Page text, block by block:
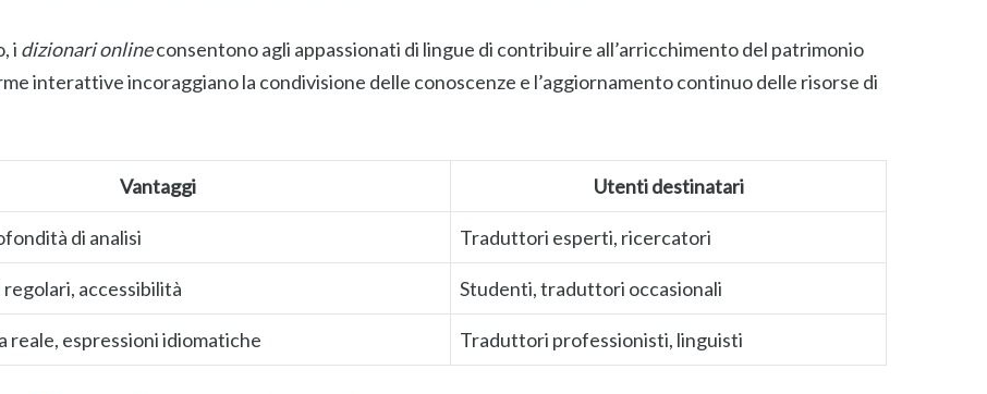
i dizionari onlineconsentono agli appassionati di lingue di contribuire all’arricchimento del patrimonio
interattive incoraggiano la condivisione delle conoscenze e l’aggiornamento continuo delle risorse di
Vantaggi Utenti destinatari
di analisi Traduttori esperti, ricercatori
accessibilità Studenti, traduttori occasionali
reale, espressioni idiomatiche Traduttori professionisti, linguisti